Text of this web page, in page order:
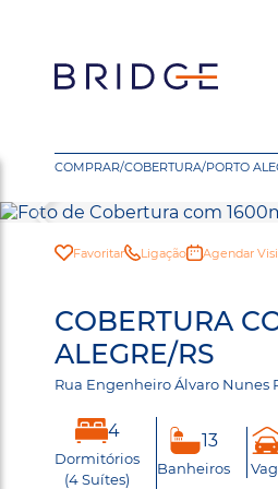
COMPRAR/COBERTURA/PORTO
Favoritar Ligação Agendar
COBERTURA
ALEGRE/RS
Rua Engenheiro Álvaro Nunes
4
Dormitórios
(4 Suítes)
13
Banheiros